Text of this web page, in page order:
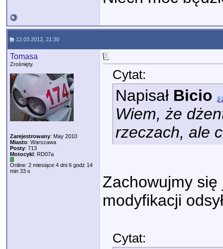
12.03.2012, 21:30
Tomasa
Zrośnięty.
Zarejestrowany: May 2010
Miasto: Warszawa
Posty: 713
Motocykl: RD07a
Online: 2 miesiące 4 dni 6 godz 14
min 33 s
Cytat:
Napisał Bicio
Wiem, że
rzeczach, ale
Zachowujmy
modyfikacji
Cytat: